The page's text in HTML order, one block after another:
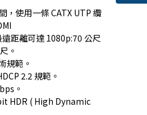
，使用一條 CATX UTP 纜
距離可達 1080p:70 公尺
。
規範。
2.2 規範。
。
HDR ( High Dynamic